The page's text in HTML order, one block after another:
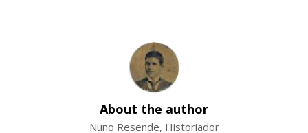
About the author
Nuno Resende, Historiador